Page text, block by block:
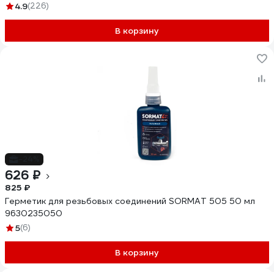
4.9(226)
В корзину
626 ₽
825 ₽
Герметик для резьбовых соединений SORMAT 505 50 мл
9630235050
5(6)
В корзину